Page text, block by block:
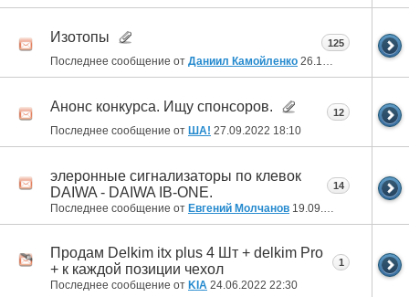
Изотопы
Последнее сообщение от Даниил Камойленко 26.10.2022 20:29
125
Анонс конкурса. Ищу спонсоров.
Последнее сообщение от ША! 27.09.2022 18:10
12
элеронные сигнализаторы по клевок
DAIWA - DAIWA IB-ONE.
Последнее сообщение от Евгений Молчанов 19.09.2022
14
Продам Delkim itx plus 4 Шт + delkim Pro
+ к каждой позиции чехол
Последнее сообщение от KIA 24.06.2022 22:30
1